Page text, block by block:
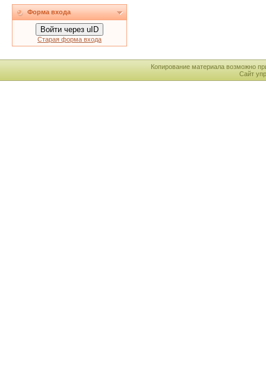
Форма входа
Войти через uID
Старая форма входа
Копирование материала возможно
Сайт